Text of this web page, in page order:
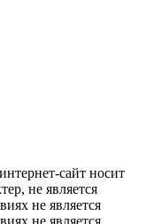
сайт носит
не является
не является